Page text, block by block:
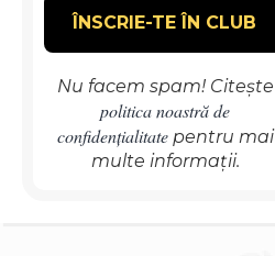
Nu facem spam! Citește
politica noastră de
confidențialitatepentru mai
multe informații.